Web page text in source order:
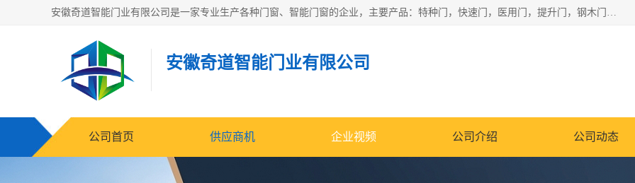
安徽奇道智能门业有限公司是一家专业生产各种门窗、智能门窗的企业，主要产品：特种门，快速门，医用门，提升门，钢木门，智能道闸，钢大门，平移门，卷帘门，保温门，钢制自由门，防火门等，欢迎前来咨询采购。
安徽奇道智能门业有限公司
公司首页 供应商机 企业视频 公司介绍 公司动态